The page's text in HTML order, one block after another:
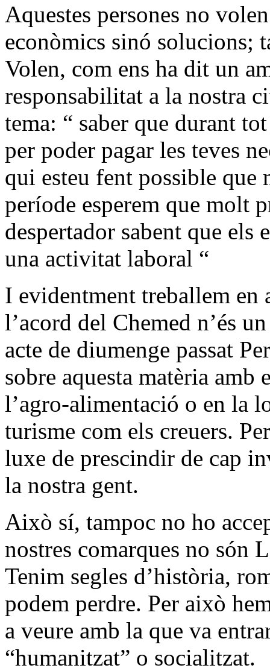
Aquestes persones no
econòmics sinó solucions;
Volen, com ens ha dit un
responsabilitat a la nostra
tema: “ saber que durant
per poder pagar les teves
qui esteu fent possible
període esperem que molt
despertador sabent que els
una activitat laboral “
I evidentment treballem en
l’acord del Chemed n’és
acte de diumenge passat
sobre aquesta matèria
l’agro-alimentació o en la
turisme com els creuers.
luxe de prescindir de cap
la nostra gent.
Això sí, tampoc no ho
nostres comarques no són
Tenim segles d’història,
podem perdre. Per això
a veure amb la que va
“humanitzat” o socialitzat.